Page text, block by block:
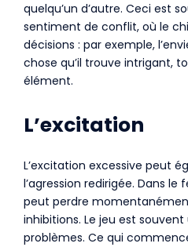
quelqu’un d’autre. Ceci est
sentiment de conflit, où le
décisions : par exemple,
chose qu’il trouve intrigant,
élément.
L’excitation
L’excitation excessive peut
l’agression redirigée. Dans le
peut perdre
inhibitions. Le jeu est
problèmes. Ce qui